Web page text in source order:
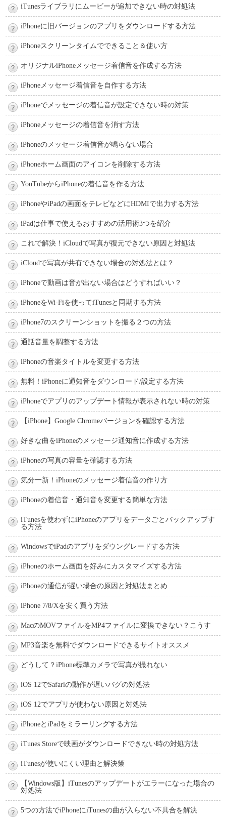
iTunesライブラリにムービーが追加できない時の対処法
iPhoneに旧バージョンのアプリをダウンロードする方法
iPhoneスクリーンタイムでできること＆使い方
オリジナルiPhoneメッセージ着信音を作成する方法
iPhoneメッセージ着信音を自作する方法
iPhoneでメッセージの着信音が設定できない時の対策
iPhoneメッセージの着信音を消す方法
iPhoneのメッセージ着信音が鳴らない場合
iPhoneホーム画面のアイコンを削除する方法
YouTubeからiPhoneの着信音を作る方法
iPhoneやiPadの画面をテレビなどにHDMIで出力する方法
iPadは仕事で使えるおすすめの活用術3つを紹介
これで解決！iCloudで写真が復元できない原因と対処法
iCloudで写真が共有できない場合の対処法とは？
iPhoneで動画は音が出ない場合はどうすればいい？
iPhoneをWi-Fiを使ってiTunesと同期する方法
iPhone7のスクリーンショットを撮る２つの方法
通話音量を調整する方法
iPhoneの音楽タイトルを変更する方法
無料！iPhoneに通知音をダウンロード/設定する方法
iPhoneでアプリのアップデート情報が表示されない時の対策
【iPhone】Google Chromeバージョンを確認する方法
好きな曲をiPhoneのメッセージ通知音に作成する方法
iPhoneの写真の容量を確認する方法
気分一新！iPhoneのメッセージ着信音の作り方
iPhoneの着信音・通知音を変更する簡単な方法
iTunesを使わずにiPhoneのアプリをデータごとバックアップす
る方法
WindowsでiPadのアプリをダウングレードする方法
iPhoneのホーム画面を好みにカスタマイズする方法
iPhoneの通信が遅い場合の原因と対処法まとめ
iPhone 7/8/Xを安く買う方法
MacのMOVファイルをMP4ファイルに変換できない？こうす
MP3音楽を無料でダウンロードできるサイトオススメ
どうして？iPhone標準カメラで写真が撮れない
iOS 12でSafariの動作が遅いバグの対処法
iOS 12でアプリが使わない原因と対処法
iPhoneとiPadをミラーリングする方法
iTunes Storeで映画がダウンロードできない時の対処方法
iTunesが使いにくい理由と解決策
【Windows版】iTunesのアップデートがエラーになった場合の
対処法
5つの方法でiPhoneにiTunesの曲が入らない不具合を解決